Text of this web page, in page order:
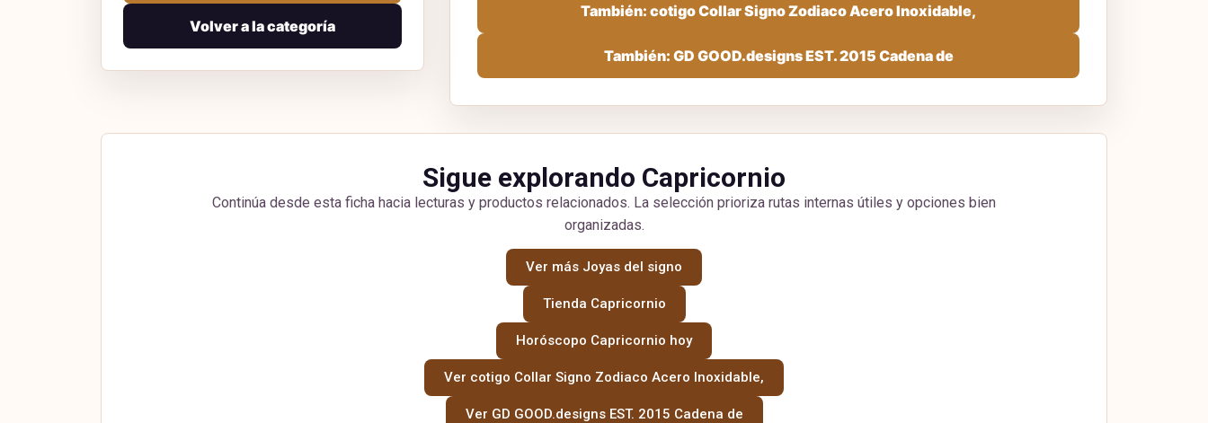
Volver a la categoría
También: cotigo Collar Signo Zodiaco Acero Inoxidable,
También: GD GOOD.designs EST. 2015 Cadena de
Sigue explorando Capricornio
Continúa desde esta ficha hacia lecturas y productos relacionados. La selección prioriza rutas internas útiles y opciones bien
organizadas.
Ver más Joyas del signo
Tienda Capricornio
Horóscopo Capricornio hoy
Ver cotigo Collar Signo Zodiaco Acero Inoxidable,
Ver GD GOOD.designs EST. 2015 Cadena de